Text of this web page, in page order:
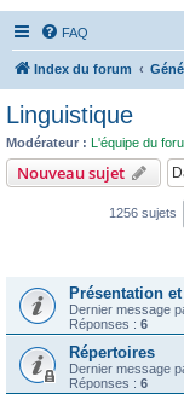
FAQ
Index du forum
Linguistique
Modérateur : L'équipe du
Nouveau sujet
1256 sujets
Présentation
Dernier message
Réponses : 6
Répertoires
Dernier message
Réponses : 6